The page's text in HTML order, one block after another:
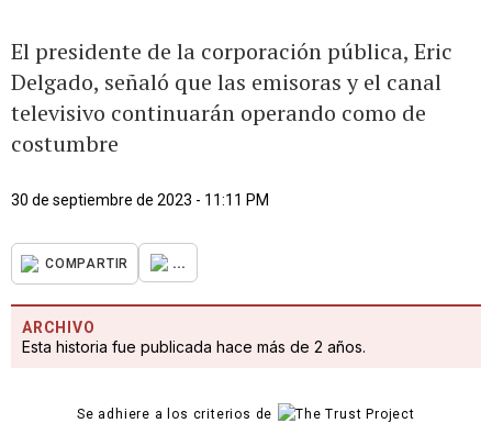
El presidente de la corporación pública, Eric
Delgado, señaló que las emisoras y el canal
televisivo continuarán operando como de
costumbre
30 de septiembre de 2023 - 11:11 PM
COMPARTIR ...
ARCHIVO
Esta historia fue publicada hace más de 2 años.
Se adhiere a los criterios de